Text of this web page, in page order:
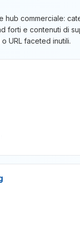
hub commerciale:
forti e contenuti di
URL faceted inutili.